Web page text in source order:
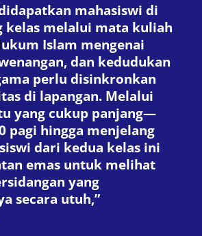
mahasiswi di
kelas melalui mata kuliah
Islam mengenai
dan kedudukan
perlu disinkronkan
di lapangan. Melalui
yang cukup panjang—
pagi hingga menjelang
dari kedua kelas ini
emas untuk melihat
yang
secara utuh,”